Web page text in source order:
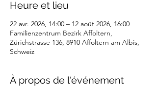
Heure et lieu
22 avr. 2026, 14:00 – 12 août 2026, 16:00
Familienzentrum Bezirk Affoltern,
Zürichstrasse 136, 8910 Affoltern am Albis,
Schweiz
À propos de l'événement